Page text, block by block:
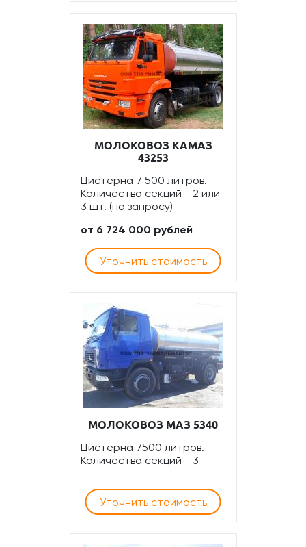
МОЛОКОВОЗ КАМАЗ
43253
Цистерна 7 500 литров.
Количество секций - 2 или
3 шт. (по запросу)
от 6 724 000 рублей
Уточнить стоимость
МОЛОКОВОЗ МАЗ 5340
Цистерна 7500 литров.
Количество секций - 3
Уточнить стоимость